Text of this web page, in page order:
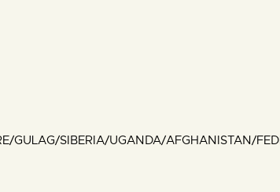
GULAG/SIBERIA/UGANDA/AFGHANISTAN/